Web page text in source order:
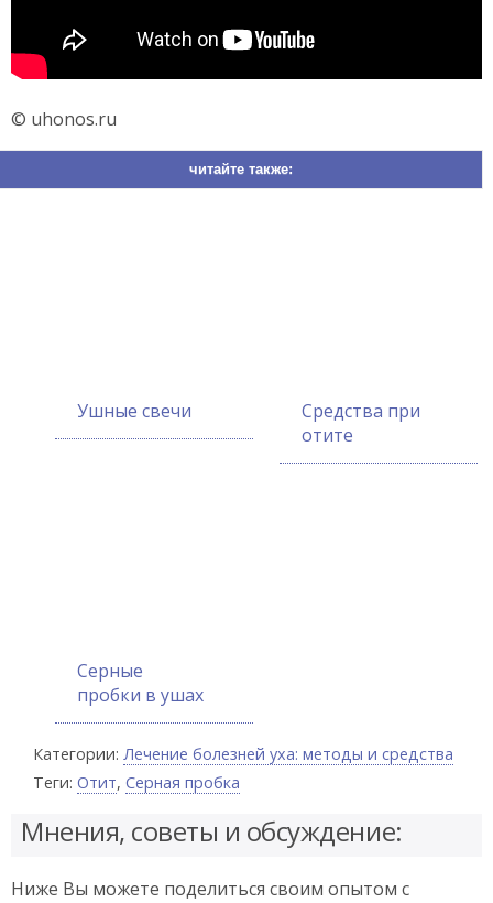
© uhonos.ru
читайте также:
Ушные свечи
Средства при
отите
Серные
пробки в ушах
Категории: Лечение болезней уха: методы и средства
Теги: Отит, Серная пробка
Мнения, советы и обсуждение:
Ниже Вы можете поделиться своим опытом с